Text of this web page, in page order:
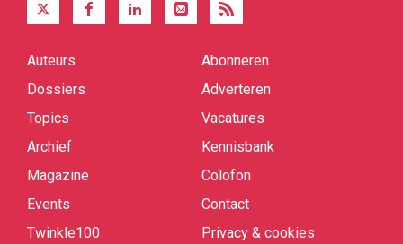
Quick
Auteurs
Dossiers
Topics
Archief
Magazine
Events
Twinkle100
Abonneren
Adverteren
Vacatures
Kennisbank
Colofon
Contact
Privacy & cookies